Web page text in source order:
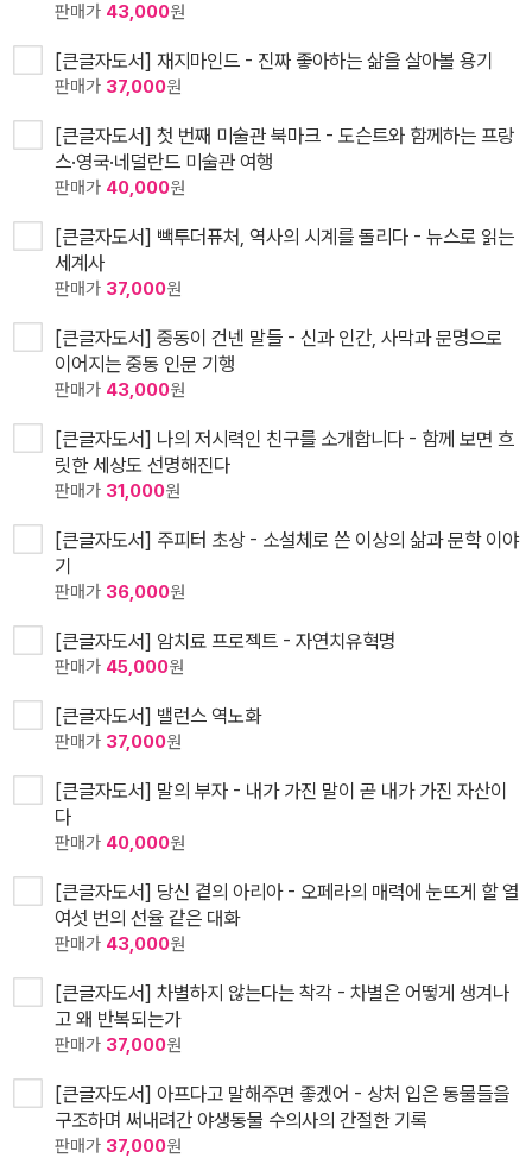
판매가 43,000원
[큰글자도서] 재지마인드 - 진짜 좋아하는 삶을 살아볼 용기
판매가 37,000원
[큰글자도서] 첫 번째 미술관 북마크 - 도슨트와 함께하는 프랑
스·영국·네덜란드 미술관 여행
판매가 40,000원
[큰글자도서] 빽투더퓨처, 역사의 시계를 돌리다 - 뉴스로 읽는
세계사
판매가 37,000원
[큰글자도서] 중동이 건넨 말들 - 신과 인간, 사막과 문명으로
이어지는 중동 인문 기행
판매가 43,000원
[큰글자도서] 나의 저시력인 친구를 소개합니다 - 함께 보면 흐
릿한 세상도 선명해진다
판매가 31,000원
[큰글자도서] 주피터 초상 - 소설체로 쓴 이상의 삶과 문학 이야
기
판매가 36,000원
[큰글자도서] 암치료 프로젝트 - 자연치유혁명
판매가 45,000원
[큰글자도서] 밸런스 역노화
판매가 37,000원
[큰글자도서] 말의 부자 - 내가 가진 말이 곧 내가 가진 자산이
다
판매가 40,000원
[큰글자도서] 당신 곁의 아리아 - 오페라의 매력에 눈뜨게 할 열
여섯 번의 선율 같은 대화
판매가 43,000원
[큰글자도서] 차별하지 않는다는 착각 - 차별은 어떻게 생겨나
고 왜 반복되는가
판매가 37,000원
[큰글자도서] 아프다고 말해주면 좋겠어 - 상처 입은 동물들을
구조하며 써내려간 야생동물 수의사의 간절한 기록
판매가 37,000원